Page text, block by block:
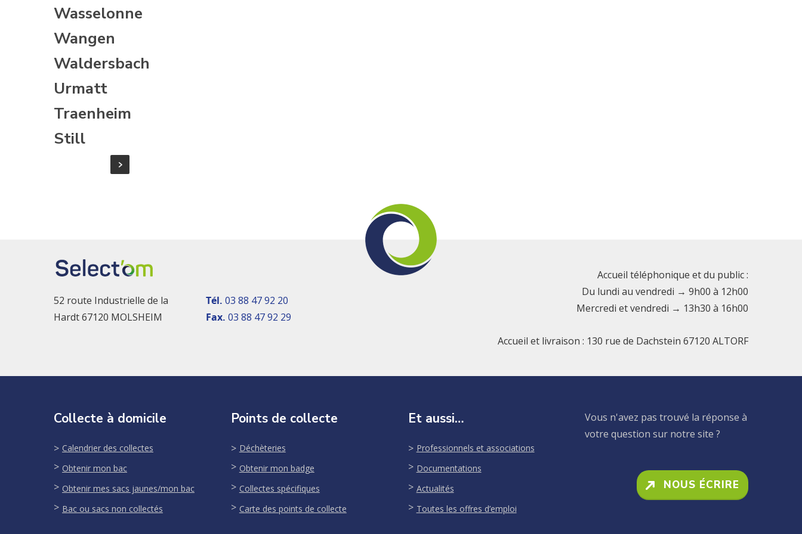
Wasselonne
Wangen
Waldersbach
Urmatt
Traenheim
Still
52 route Industrielle de la
Hardt 67120 MOLSHEIM
Tél. 03 88 47 92 20
Fax. 03 88 47 92 29
Accueil téléphonique et du public :
Du lundi au vendredi → 9h00 à 12h00
Mercredi et vendredi → 13h30 à 16h00
Accueil et livraison : 130 rue de Dachstein 67120 ALTORF
Collecte à domicile
Calendrier des collectes
Obtenir mon bac
Obtenir mes sacs jaunes/mon bac
Bac ou sacs non collectés
Points de collecte
Déchèteries
Obtenir mon badge
Collectes spécifiques
Carte des points de collecte
Et aussi…
Professionnels et associations
Documentations
Actualités
Toutes les offres d’emploi
Vous n'avez pas trouvé la réponse à
votre question sur notre site ?
NOUS ÉCRIRE